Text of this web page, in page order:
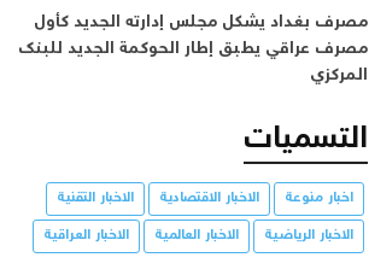
مصرف بغداد يشكل مجلس إدارته الجديد كأول
مصرف عراقي يطبق إطار الحوكمة الجديد للبنك
المركزي
التسميات
اخبار منوعة الاخبار الاقتصادية
الاخبار التقنية
الاخبار الرياضية
الاخبار العالمية الاخبار العراقية